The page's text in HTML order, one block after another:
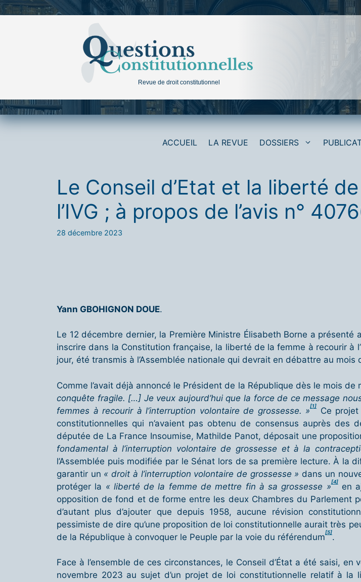
Aller
au
Revue de droit constitutionnel
ACCUEIL LA REVUE DOSSIERS
Le Conseil d’Etat et la liberté
l’IVG ; à propos de l’avis n°
28 décembre 2023
Yann GBOHIGNON DOUE.
Le 12 décembre dernier, la Première Ministre Élisabeth Borne a
inscrire dans la Constitution française, la liberté de la femme à recourir à
jour, été transmis à l’Assemblée nationale qui devrait en débattre au mois
Comme l’avait déjà annoncé le Président de la République dès le mois de
conquête fragile. […] Je veux aujourd’hui que la force de ce message
femmes à recourir à l’interruption volontaire de grossesse. »[1]
Ce
constitutionnelles qui n’avaient pas obtenu de consensus auprès
députée de La France Insoumise, Mathilde Panot, déposait une
fondamental à l’interruption volontaire de grossesse et à la
l’Assemblée puis modifiée par le Sénat lors de sa première lecture. À la
garantir un « droit à l’interruption volontaire de grossesse » dans un
protéger la « liberté de la femme de mettre fin à sa grossesse »[4]
en
opposition de fond et de forme entre les deux Chambres du Parlement
d’autant plus d’ajouter que depuis 1958, aucune révision
pessimiste de dire qu’une proposition de loi constitutionnelle aurait très
de la République à convoquer le Peuple par la voie du référendum[5].
Face à l’ensemble de ces circonstances, le Conseil d’État a été saisi, en
novembre 2023 au sujet d’un projet de loi constitutionnelle relatif à la